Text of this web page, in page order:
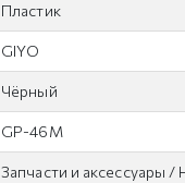
Пластик
GIYO
Чёрный
GP-46M
Запчасти и аксессуары